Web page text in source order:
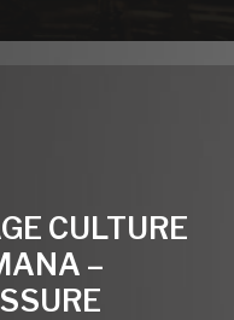
CULTURE
–